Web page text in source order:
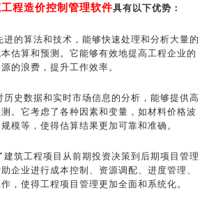
程造价控制管理软件具有以下优势：
算法和技术，能够快速处理和分析大量的
估算和预测。它能够有效地提高工程企业的
的浪费，提升工作效率。
数据和实时市场信息的分析，能够提供高
。它考虑了各种因素和变量，如材料价格波
模等，使得估算结果更加可靠和准确。
工程项目从前期投资决策到后期项目管理
企业进行成本控制、资源调配、进度管理、
，使得工程项目管理更加全面和系统化。